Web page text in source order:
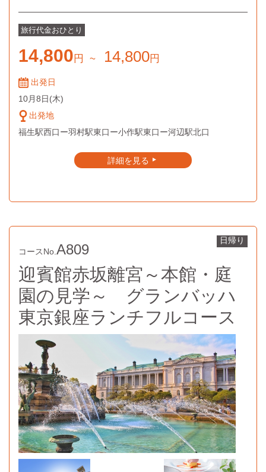
旅行代金おひとり
14,800円 ~ 14,800円
出発日
10月8日(木)
出発地
福生駅西口ー羽村駅東口ー小作駅東口ー河辺駅北口
詳細を見る ▲
コースNo. A809
日帰り
迎賓館赤坂離宮～本館・庭
園の見学～ グランバッハ
東京銀座ランチフルコース